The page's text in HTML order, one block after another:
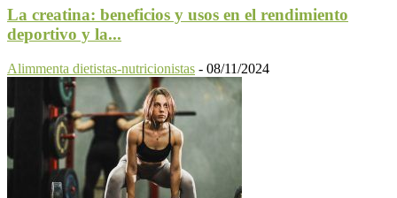
La creatina: beneficios y usos en el rendimiento
deportivo y la...
Alimmenta dietistas-nutricionistas - 08/11/2024